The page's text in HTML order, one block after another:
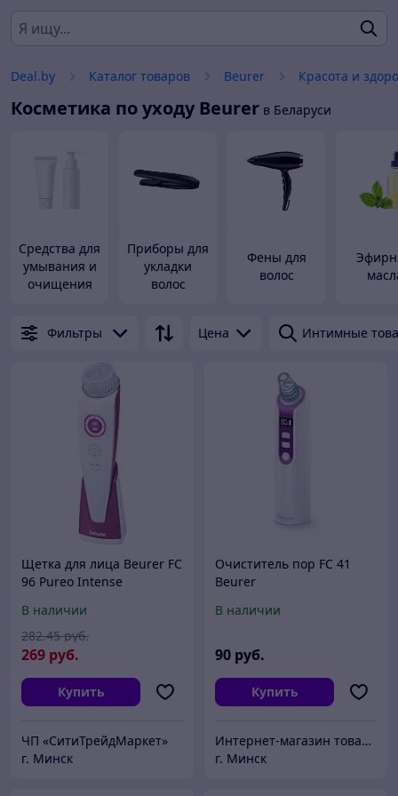
Deal.by Каталог товаров Beurer Красота и
Косметика по уходу Beurer в Беларуси
Средства для
умывания и
очищения
Приборы для
укладки
волос
Фены для
волос
Фильтры Цена Интимные
Щетка для лица Beurer FC
96 Pureo Intense
В наличии
269 руб.
282.45 руб.
Купить
ЧП «СитиТрейдМаркет»
г. Минск
Очиститель пор FC 41
Beurer
В наличии
90 руб.
Купить
Интернет-магазин товаров для красоты и здоровья Nosweat
г. Минск